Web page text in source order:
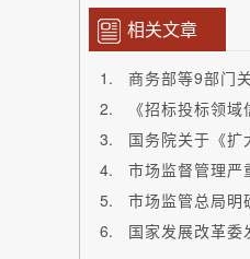
相关文章
商务部等9部门
《招标投标领
国务院关于《扩
市场监督管理严
市场监管总局明
国家发展改革委